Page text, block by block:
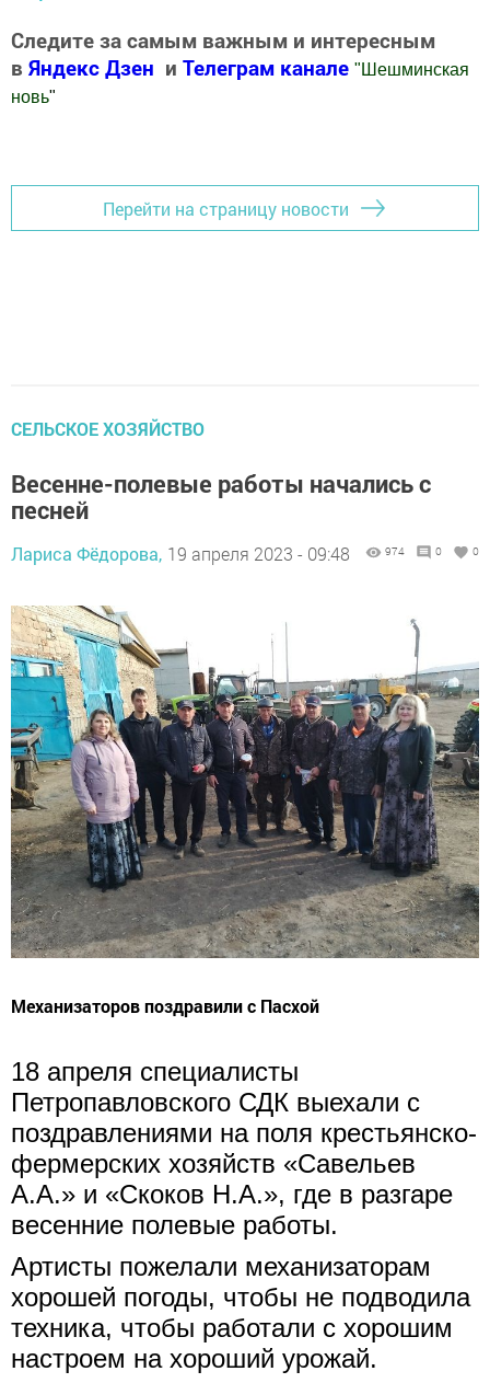
Следите за самым важным и интересным
в Яндекс Дзен и Телеграм канале " Шешминская
новь"
Перейти на страницу новости
СЕЛЬСКОЕ ХОЗЯЙСТВО
Весенне-полевые работы начались с
песней
Лариса Фёдорова, 19 апреля 2023 - 09:48 974 0 0
Механизаторов поздравили с Пасхой
18 апреля специалисты
Петропавловского СДК выехали с
поздравлениями на поля крестьянско-
фермерских хозяйств «Савельев
А.А.» и «Скоков Н.А.», где в разгаре
весенние полевые работы.
Артисты пожелали механизаторам
хорошей погоды, чтобы не подводила
техника, чтобы работали с хорошим
настроем на хороший урожай.